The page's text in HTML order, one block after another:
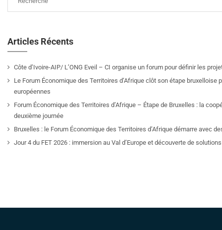
Articles Récents
Côte d’Ivoire-AIP/ L’ONG Eveil – CI organise un forum pour définir les
Le Forum Économique des Territoires d’Afrique clôt son étape
européennes
Forum Économique des Territoires d’Afrique – Étape de Bruxelles : la
deuxième journée
Bruxelles : le Forum Économique des Territoires d’Afrique démarre avec
Jour 4 du FET 2026 : immersion au Val d’Europe et découverte de